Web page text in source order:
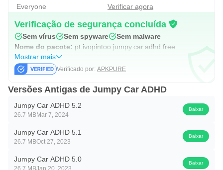
Everyone
Verificar agora
Verificação de segurança concluída
Sem vírus Sem spyware
Sem malware
Nome do pacote: pt.ivopintoo.jumpy.car.adhd.free
Mostrar mais
Verificado por: APKPURE
Versões Antigas de Jumpy Car ADHD
Jumpy Car ADHD 5.2
26.7 MBMar 7, 2024
Baixar
Jumpy Car ADHD 5.1
26.7 MBOct 27, 2023
Baixar
Jumpy Car ADHD 5.0
26.7 MBJan 20, 2023
Baixar